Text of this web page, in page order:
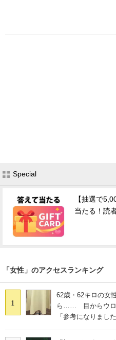
Special
【抽選で
当たる！読
「女性」のアクセスランキング
1
62歳・62キロの女
ら…… 目からウロ
「参考になりました